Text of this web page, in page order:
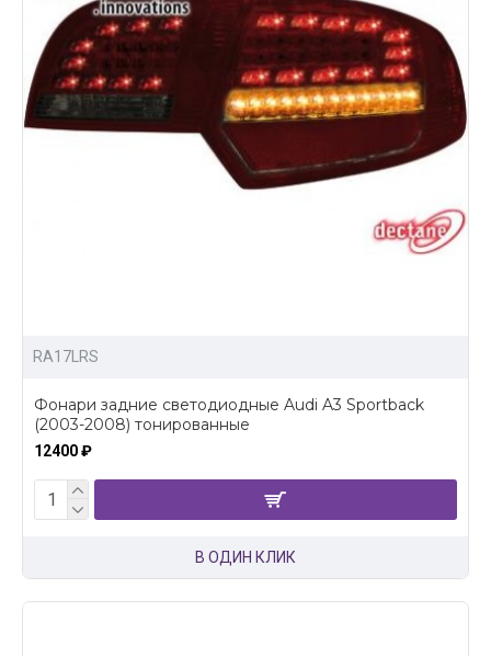
RA17LRS
Фонари задние светодиодные Audi A3 Sportback
(2003-2008) тонированные
12400 ₽
В ОДИН КЛИК